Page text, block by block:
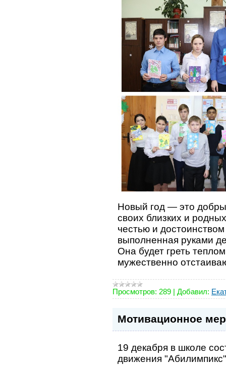
Новый год — это
своих близких и
честью и
выполненная руками
Она будет греть
мужественно
Просмотров: 289 | Добавил:
Мотивационное
19 декабря в школе
движения